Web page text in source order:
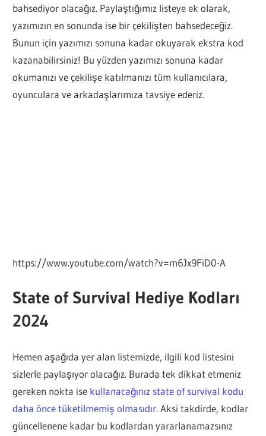
bahsediyor olacağız. Paylaştığımız listeye ek olarak,
yazımızın en sonunda ise bir çekilişten bahsedeceğiz.
Bunun için yazımızı sonuna kadar okuyarak ekstra kod
kazanabilirsiniz! Bu yüzden yazımızı sonuna kadar
okumanızı ve çekilişe katılmanızı tüm kullanıcılara,
oyunculara ve arkadaşlarımıza tavsiye ederiz.
https://www.youtube.com/watch?v=m6Jx9FiD0-A
State of Survival Hediye Kodları
2024
Hemen aşağıda yer alan listemizde, ilgili kod listesini
sizlerle paylaşıyor olacağız. Burada tek dikkat etmeniz
gereken nokta ise kullanacağınız state of survival kodu
daha önce tüketilmemiş olmasıdır. Aksi takdirde, kodlar
güncellenene kadar bu kodlardan yararlanamazsınız